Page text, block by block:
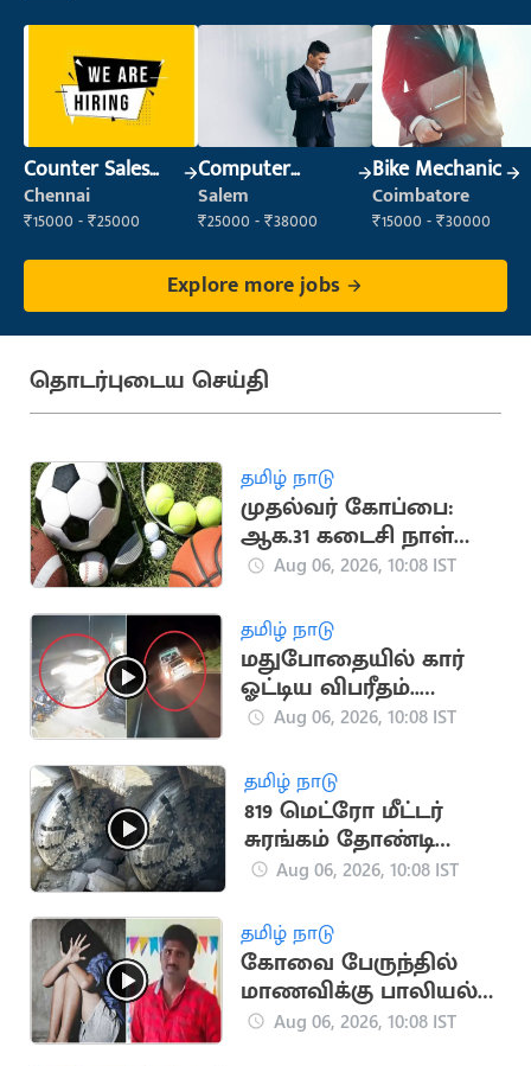
Counter Sales
Executive (Retail
Sales)
Chennai
₹15000 - ₹25000
Computer
Operator
Salem
₹25000 - ₹38000
Bike Mechanic
Coimbatore
₹15000 - ₹30000
Explore more jobs
தொடர்புடைய செய்தி
தமிழ் நாடு
முதல்வர் கோப்பை:
ஆக.31 கடைசி நாள்
என அரசு அறிவிப்பு
Aug 06, 2026, 10:08 IST
தமிழ் நாடு
மதுபோதையில் கார்
ஓட்டிய விபரீதம்..
தூத்துக்குடியில்
Aug 06, 2026, 10:08 IST
தமிழ் நாடு
819 மெட்ரோ மீட்டர்
சுரங்கம் தோண்டி
நீலகிரி இயந்திரம்
Aug 06, 2026, 10:08 IST
தமிழ் நாடு
கோவை பேருந்தில்
மாணவிக்கு பாலியல்
தொல்லை.. காவலர்
Aug 06, 2026, 10:08 IST